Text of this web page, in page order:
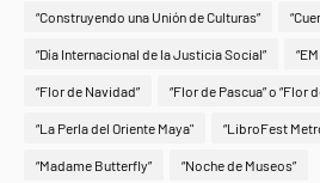
“Construyendo una Unión de Culturas”
“Día Internacional de la Justicia Social”
“Flor de Navidad” “Flor de Pascua” o “Flor
“La Perla del Oriente Maya" “LibroFest
“Madame Butterfly” “Noche de Museos”